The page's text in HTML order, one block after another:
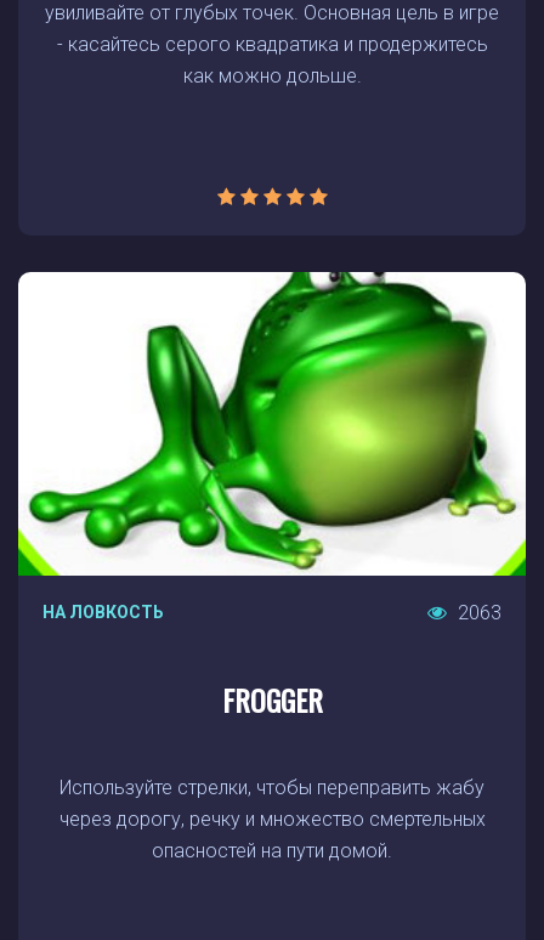
увиливайте от глубых точек. Основная цель в игре
- касайтесь серого квадратика и продержитесь
как можно дольше.
НА ЛОВКОСТЬ 2063
FROGGER
Используйте стрелки, чтобы переправить жабу
через дорогу, речку и множество смертельных
опасностей на пути домой.